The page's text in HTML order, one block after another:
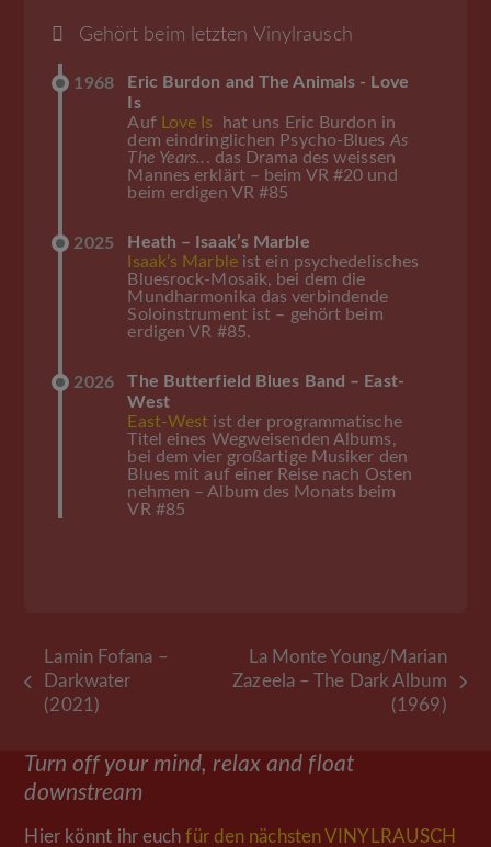
Gehört beim letzten Vinylrausch
1968
Eric Burdon and The Animals - Love
Is
Auf Love Is hat uns Eric Burdon in
dem eindringlichen Psycho-Blues As
The Years.. . das Drama des weissen
Mannes erklärt – beim VR #20 und
beim erdigen VR #85
2025
Heath – Isaak’s Marble
Isaak’s Marbleist ein psychedelisches
Bluesrock-Mosaik, bei dem die
Mundharmonika das verbindende
Soloinstrument ist – gehört beim
erdigen VR #85.
2026
The Butterfield Blues Band – East-
West
East-West ist der programmatische
Titel eines Wegweisenden Albums,
bei dem vier großartige Musiker den
Blues mit auf einer Reise nach Osten
nehmen – Album des Monats beim
VR #85
vorheriger
Beitrag:
Lamin Fofana –
Darkwater
(2021)
Nächster
La Monte Young/Marian
Zazeela – The Dark Album
(1969)
Turn off your mind, relax and float
downstream
Hier könnt ihr euchfür den nächsten VINYLRAUSCH